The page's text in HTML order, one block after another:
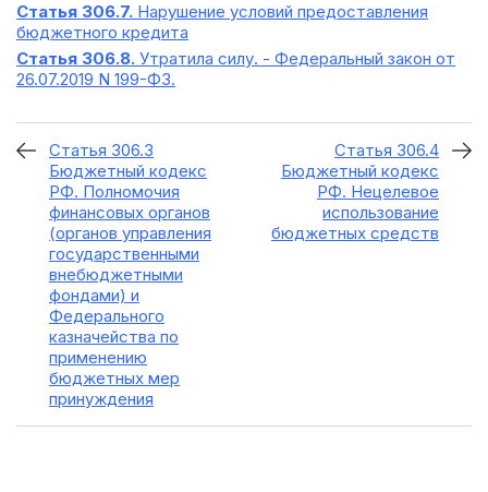
Статья 306.7. Нарушение условий предоставления
бюджетного кредита
Статья 306.8. Утратила силу. - Федеральный закон от
26.07.2019 N 199-ФЗ.
Статья 306.3
Бюджетный кодекс
РФ. Полномочия
финансовых органов
(органов управления
государственными
внебюджетными
фондами) и
Федерального
казначейства по
применению
бюджетных мер
принуждения
Статья 306.4
Бюджетный кодекс
РФ. Нецелевое
использование
бюджетных средств